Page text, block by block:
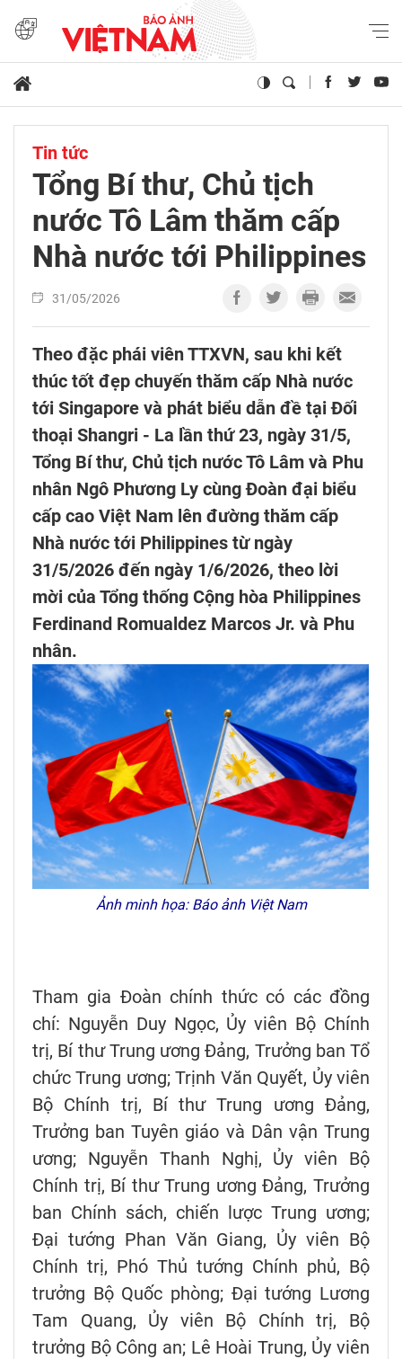
Tin tức
Tổng Bí thư, Chủ tịch
nước Tô Lâm thăm cấp
Nhà nước tới Philippines
31/05/2026
Theo đặc phái viên TTXVN, sau khi kết
thúc tốt đẹp chuyến thăm cấp Nhà nước
tới Singapore và phát biểu dẫn đề tại Đối
thoại Shangri - La lần thứ 23, ngày 31/5,
Tổng Bí thư, Chủ tịch nước Tô Lâm và Phu
nhân Ngô Phương Ly cùng Đoàn đại biểu
cấp cao Việt Nam lên đường thăm cấp
Nhà nước tới Philippines từ ngày
31/5/2026 đến ngày 1/6/2026, theo lời
mời của Tổng thống Cộng hòa Philippines
Ferdinand Romualdez Marcos Jr. và Phu
nhân.
Ảnh minh họa: Báo ảnh Việt Nam
Tham gia Đoàn chính thức có các đồng
chí: Nguyễn Duy Ngọc, Ủy viên Bộ Chính
trị, Bí thư Trung ương Đảng, Trưởng ban Tổ
chức Trung ương; Trịnh Văn Quyết, Ủy viên
Bộ Chính trị, Bí thư Trung ương Đảng,
Trưởng ban Tuyên giáo và Dân vận Trung
ương; Nguyễn Thanh Nghị, Ủy viên Bộ
Chính trị, Bí thư Trung ương Đảng, Trưởng
ban Chính sách, chiến lược Trung ương;
Đại tướng Phan Văn Giang, Ủy viên Bộ
Chính trị, Phó Thủ tướng Chính phủ, Bộ
trưởng Bộ Quốc phòng; Đại tướng Lương
Tam Quang, Ủy viên Bộ Chính trị, Bộ
trưởng Bộ Công an; Lê Hoài Trung, Ủy viên